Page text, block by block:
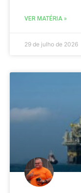
VER MATÉRIA »
29 de julho de 2026